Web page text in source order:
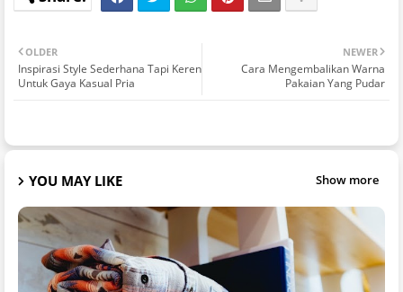
NEWER
Cara Mengembalikan Warna
Pakaian Yang Pudar
OLDER
Inspirasi Style Sederhana Tapi Keren
Untuk Gaya Kasual Pria
YOU MAY LIKE Show more